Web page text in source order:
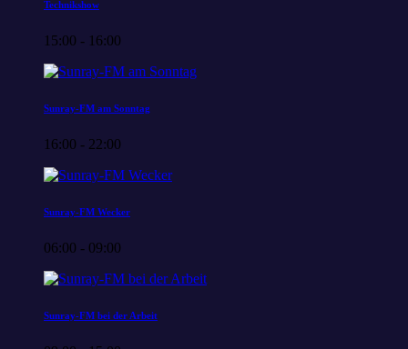
Technikshow
15:00 - 16:00
Sunray-FM am Sonntag
16:00 - 22:00
Sunray-FM Wecker
06:00 - 09:00
Sunray-FM bei der Arbeit